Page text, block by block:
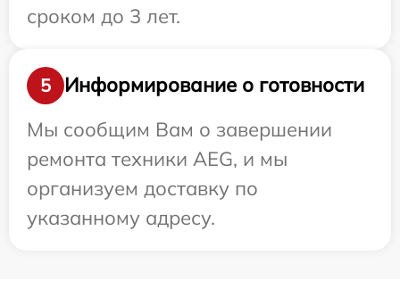
сроком до 3 лет.
5
Информирование о готовности
Мы сообщим Вам о завершении
ремонта техники AEG, и мы
организуем доставку по
указанному адресу.